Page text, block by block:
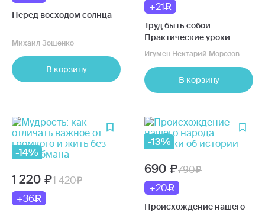
Перед восходом солнца
Михаил Зощенко
В корзину
+21
Труд быть собой.
Практические уроки
осознанной жизни
Игумен Нектарий Морозов
В корзину
-14%
1 220
1 420
+36
-13%
690
790
+20
Происхождение нашего